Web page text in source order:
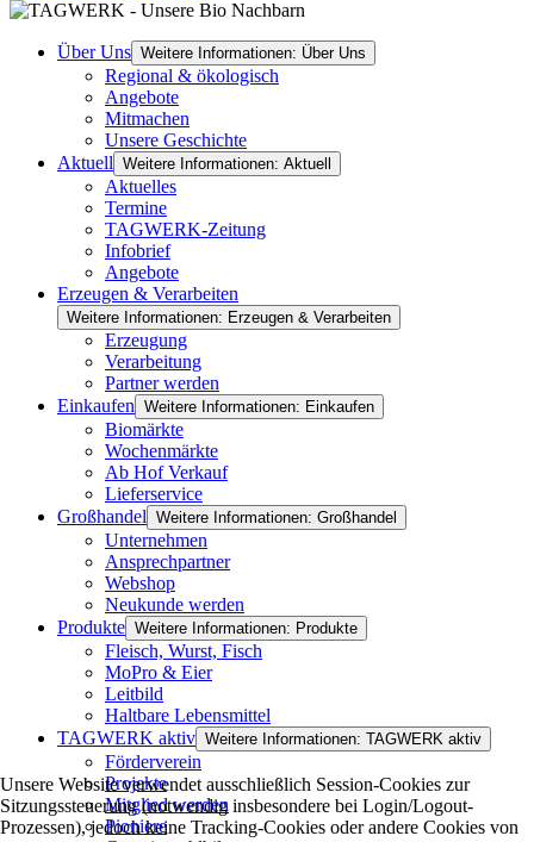
Über Uns Weitere Informationen: Über Uns
Regional & ökologisch
Angebote
Mitmachen
Unsere Geschichte
Aktuell Weitere Informationen: Aktuell
Aktuelles
Termine
TAGWERK-Zeitung
Infobrief
Angebote
Erzeugen & Verarbeiten
Weitere Informationen: Erzeugen & Verarbeiten
Erzeugung
Verarbeitung
Partner werden
Einkaufen Weitere Informationen: Einkaufen
Biomärkte
Wochenmärkte
Ab Hof Verkauf
Lieferservice
Großhandel Weitere Informationen: Großhandel
Unternehmen
Ansprechpartner
Webshop
Neukunde werden
Produkte Weitere Informationen: Produkte
Fleisch, Wurst, Fisch
MoPro & Eier
Leitbild
Haltbare Lebensmittel
TAGWERK aktiv Weitere Informationen: TAGWERK aktiv
Förderverein
Projekte
Mitglied werden
Pioniere
Unsere Website verwendet ausschließlich Session-Cookies zur
Sitzungssteuerung (notwendig insbesondere bei Login/Logout-
Prozessen), jedoch keine Tracking-Cookies oder andere Cookies von